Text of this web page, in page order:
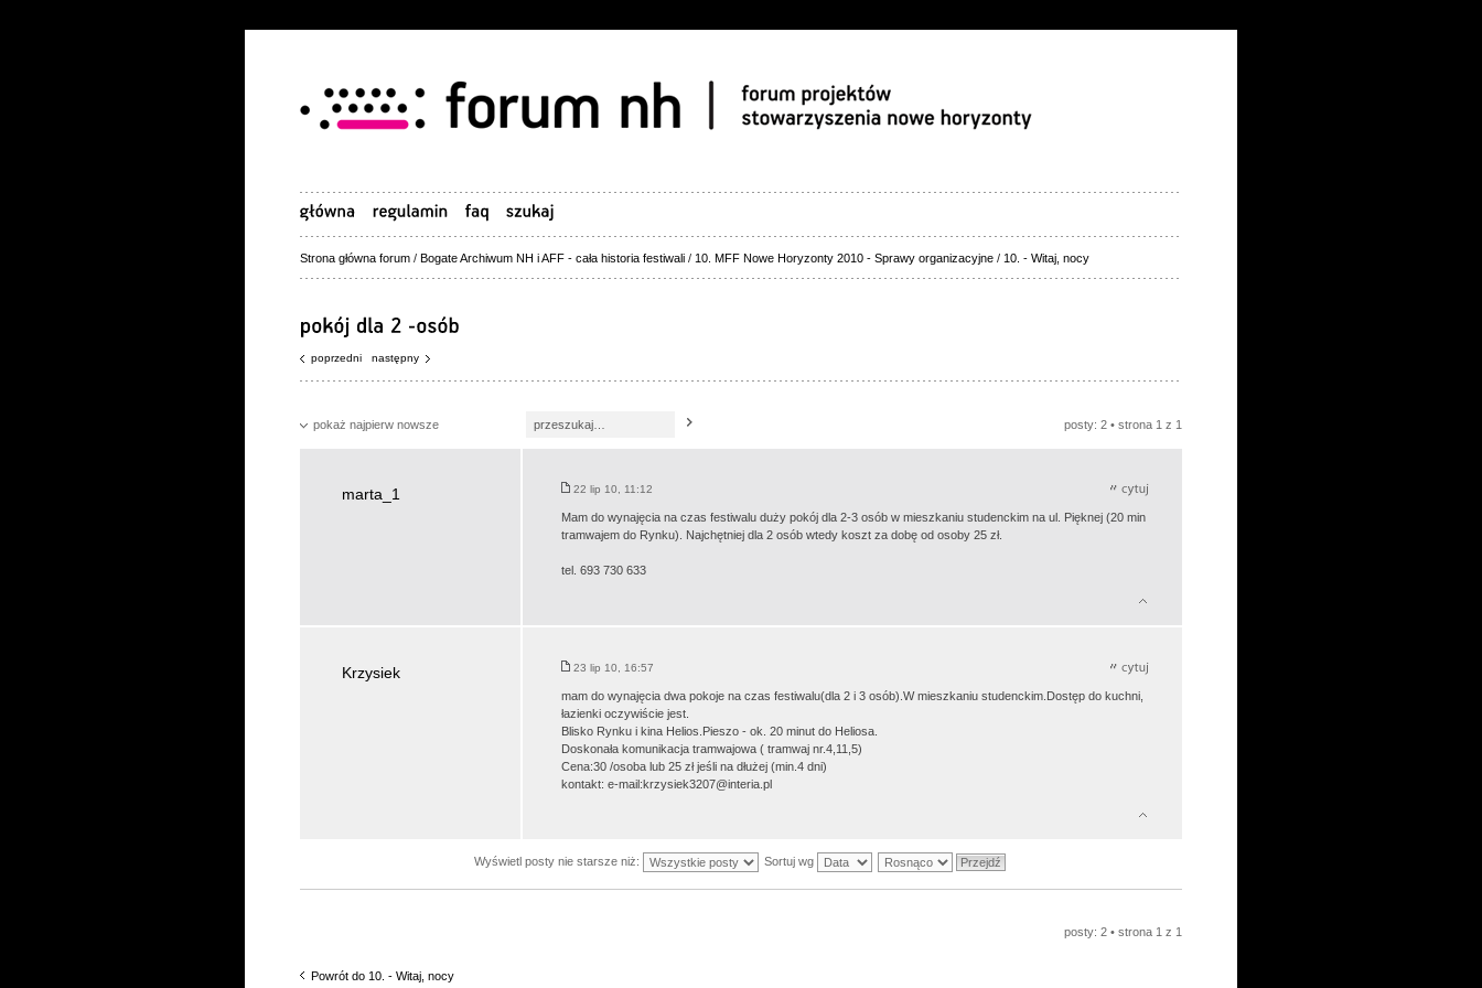
Strona główna forum / Bogate Archiwum NH i AFF - cała historia festiwali / 10. MFF Nowe Horyzonty 2010 - Sprawy organizacyjne / 10. - Witaj, nocy
poprzedni następny
pokaż najpierw nowsze posty: 2 • strona 1 z 1
marta_1 22 lip 10, 11:12
Mam do wynajęcia na czas festiwalu duży pokój dla 2-3 osób w mieszkaniu studenckim na ul. Pięknej (20 min
tramwajem do Rynku). Najchętniej dla 2 osób wtedy koszt za dobę od osoby 25 zł.
tel. 693 730 633
Krzysiek 23 lip 10, 16:57
mam do wynajęcia dwa pokoje na czas festiwalu(dla 2 i 3 osób).W mieszkaniu studenckim.Dostęp do kuchni,
łazienki oczywiście jest.
Blisko Rynku i kina Helios.Pieszo - ok. 20 minut do Heliosa.
Doskonała komunikacja tramwajowa ( tramwaj nr.4,11,5)
Cena:30 /osoba lub 25 zł jeśli na dłużej (min.4 dni)
kontakt: e-mail:krzysiek3207@interia.pl
Wyświetl posty nie starsze niż: Sortuj wg
posty: 2 • strona 1 z 1
Powrót do 10. - Witaj, nocy